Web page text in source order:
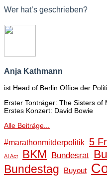
Wer hat’s geschrieben?
Anja Kathmann
ist Head of Berlin Office der
Erster Tonträger: The Sisters of
Erstes Konzert: David Bowie
Alle Beiträge...
#marathonmitderpolitik 5
AI Act BKM Bundesrat
Bundestag
Buyout